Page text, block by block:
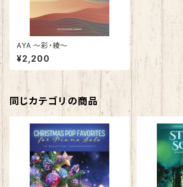
AYA 〜彩・綾〜
¥2,200
同じカテゴリの商品